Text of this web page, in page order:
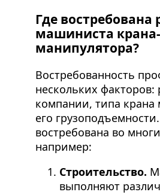
Где востребована
машиниста крана-
манипулятора?
Востребованность
нескольких факторов:
компании, типа крана
его
востребована во
например:
Строительство.
выполняют